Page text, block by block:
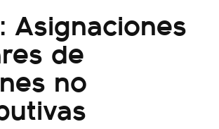
Asignaciones
de
no